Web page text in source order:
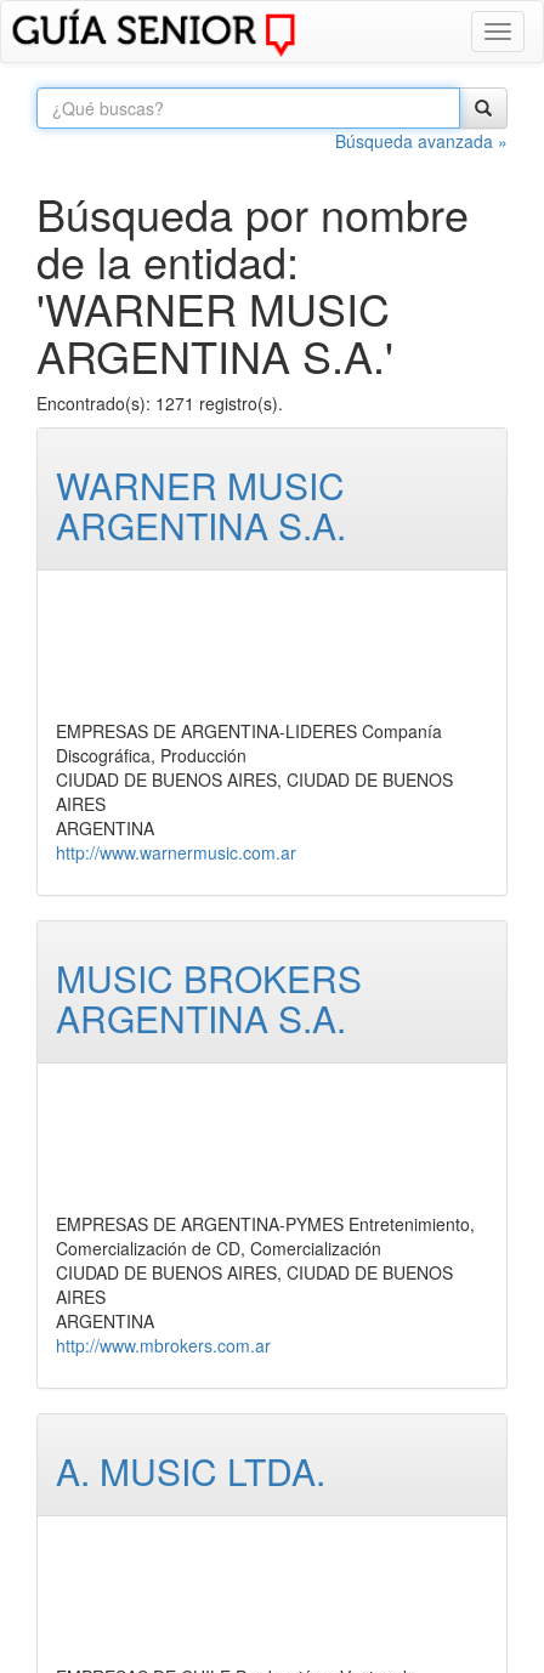
Búsqueda avanzada »
Búsqueda por nombre
de la entidad:
'WARNER MUSIC
ARGENTINA S.A.'
Encontrado(s): 1271 registro(s).
WARNER MUSIC
ARGENTINA S.A.
EMPRESAS DE ARGENTINA-LIDERES Companía
Discográfica, Producción
CIUDAD DE BUENOS AIRES, CIUDAD DE BUENOS
AIRES
ARGENTINA
http://www.warnermusic.com.ar
MUSIC BROKERS
ARGENTINA S.A.
EMPRESAS DE ARGENTINA-PYMES Entretenimiento,
Comercialización de CD, Comercialización
CIUDAD DE BUENOS AIRES, CIUDAD DE BUENOS
AIRES
ARGENTINA
http://www.mbrokers.com.ar
A. MUSIC LTDA.